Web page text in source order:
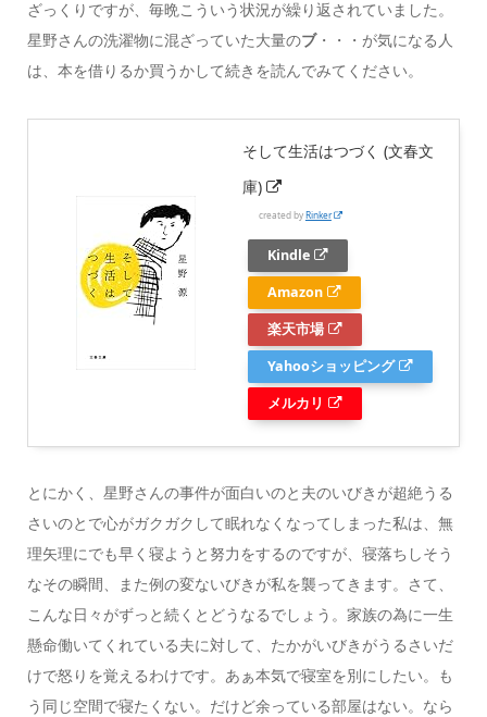
ざっくりですが、毎晩こういう状況が繰り返されていました。
星野さんの洗濯物に混ざっていた大量のブ・・・が気になる人
は、本を借りるか買うかして続きを読んでみてください。
そして生活はつづく (文春文
庫)
created byRinker
Kindle
Amazon
楽天市場
Yahooショッピング
メルカリ
とにかく、星野さんの事件が面白いのと夫のいびきが超絶うる
さいのとで心がガクガクして眠れなくなってしまった私は、無
理矢理にでも早く寝ようと努力をするのですが、寝落ちしそう
なその瞬間、また例の変ないびきが私を襲ってきます。さて、
こんな日々がずっと続くとどうなるでしょう。家族の為に一生
懸命働いてくれている夫に対して、たかがいびきがうるさいだ
けで怒りを覚えるわけです。あぁ本気で寝室を別にしたい。も
う同じ空間で寝たくない。だけど余っている部屋はない。なら